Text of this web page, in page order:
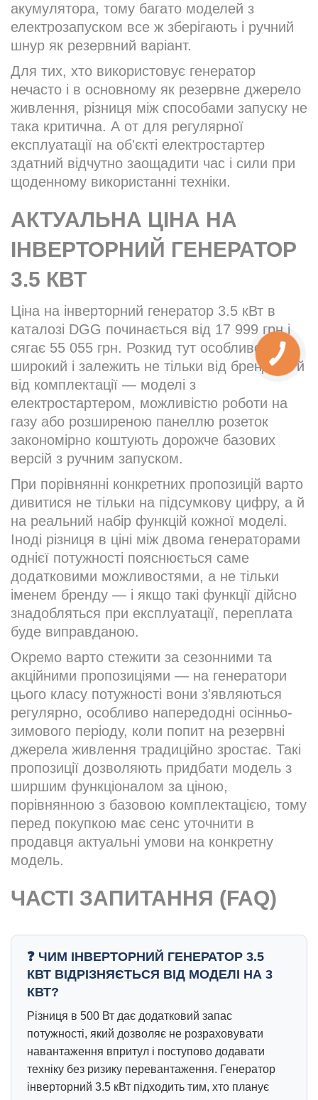
акумулятора, тому багато моделей з
електрозапуском все ж зберігають і ручний
шнур як резервний варіант.
Для тих, хто використовує генератор
нечасто і в основному як резервне джерело
живлення, різниця між способами запуску не
така критична. А от для регулярної
експлуатації на об'єкті електростартер
здатний відчутно заощадити час і сили при
щоденному використанні техніки.
АКТУАЛЬНА ЦІНА НА
ІНВЕРТОРНИЙ ГЕНЕРАТОР
3.5 КВТ
Ціна на інверторний генератор 3.5 кВт в
каталозі DGG починається від 17 999 грн і
сягає 55 055 грн. Розкид тут особливо
широкий і залежить не тільки від бренду, а й
від комплектації — моделі з
електростартером, можливістю роботи на
газу або розширеною панеллю розеток
закономірно коштують дорожче базових
версій з ручним запуском.
При порівнянні конкретних пропозицій варто
дивитися не тільки на підсумкову цифру, а й
на реальний набір функцій кожної моделі.
Іноді різниця в ціні між двома генераторами
однієї потужності пояснюється саме
додатковими можливостями, а не тільки
іменем бренду — і якщо такі функції дійсно
знадобляться при експлуатації, переплата
буде виправданою.
Окремо варто стежити за сезонними та
акційними пропозиціями — на генератори
цього класу потужності вони з'являються
регулярно, особливо напередодні осінньо-
зимового періоду, коли попит на резервні
джерела живлення традиційно зростає. Такі
пропозиції дозволяють придбати модель з
ширшим функціоналом за ціною,
порівнянною з базовою комплектацією, тому
перед покупкою має сенс уточнити в
продавця актуальні умови на конкретну
модель.
ЧАСТІ ЗАПИТАННЯ (FAQ)
ЧИМ ІНВЕРТОРНИЙ ГЕНЕРАТОР 3.5
КВТ ВІДРІЗНЯЄТЬСЯ ВІД МОДЕЛІ НА 3
КВТ?
Різниця в 500 Вт дає додатковий запас
потужності, який дозволяє не розраховувати
навантаження впритул і поступово додавати
техніку без ризику перевантаження. Генератор
інверторний 3.5 кВт підходить тим, хто планує